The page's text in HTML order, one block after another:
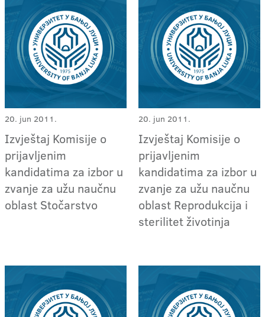
20. jun 2011.
Izvještaj Komisije o
prijavljenim
kandidatima za izbor u
zvanje za užu naučnu
oblast Stočarstvo
20. jun 2011.
Izvještaj Komisije o
prijavljenim
kandidatima za izbor u
zvanje za užu naučnu
oblast Reprodukcija i
sterilitet životinja